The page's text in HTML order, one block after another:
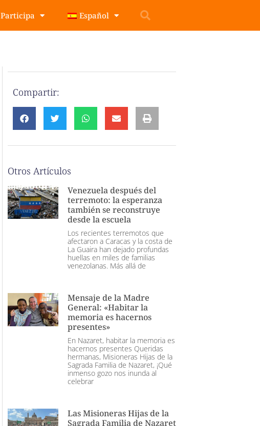
Participa Español
Compartir:
Otros Artículos
Venezuela después del
terremoto: la esperanza
también se reconstruye
desde la escuela
Los recientes terremotos que
afectaron a Caracas y la costa de
La Guaira han dejado profundas
huellas en miles de familias
venezolanas. Más allá de
Mensaje de la Madre
General: «Habitar la
memoria es hacernos
presentes»
En Nazaret, habitar la memoria es
hacernos presentes Queridas
hermanas, Misioneras Hijas de la
Sagrada Familia de Nazaret, ¡Qué
inmenso gozo nos inunda al
celebrar
Las Misioneras Hijas de la
Sagrada Familia de Nazaret